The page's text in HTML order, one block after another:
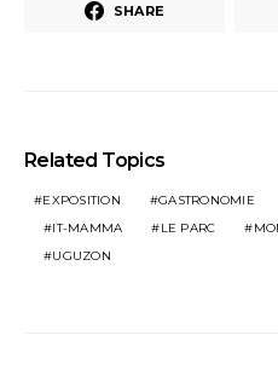
SHARE
Related Topics
EXPOSITION GASTRONOMIE
IT-MAMMA
LE PARC
UGUZON